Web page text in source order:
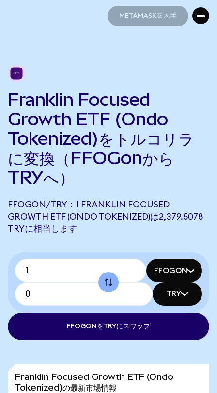
METAMASKを入手
Franklin Focused
Growth ETF (Ondo
Tokenized)をトルコリラ
に変換（FFOGonから
TRYへ）
FFOGON/TRY：1 FRANKLIN FOCUSED
GROWTH ETF (ONDO TOKENIZED)は2,379.5078
TRYに相当します
FFOGON
TRY
FFOGONをTRYにスワップ
Franklin Focused Growth ETF (Ondo
Tokenized)の最新市場情報